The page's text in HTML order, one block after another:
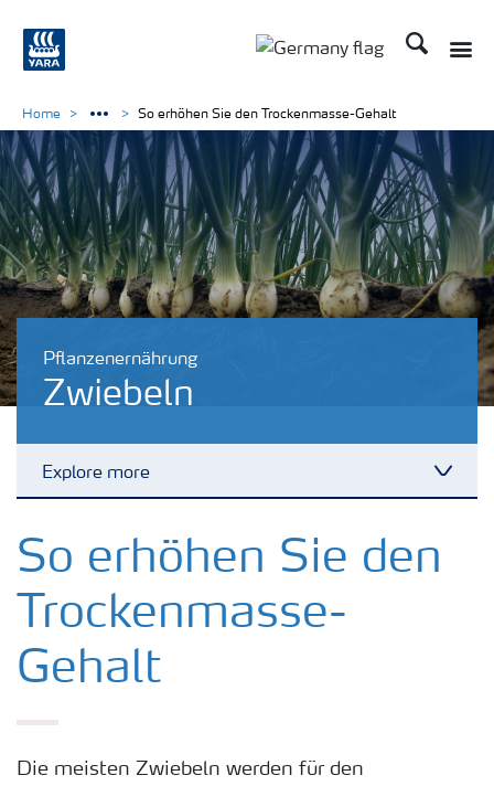
Suchen
Pflanzenernährung
Zwiebeln
Explore more
Düngemittel
Tools & Services
Home So erhöhen Sie den Trockenmasse-Gehalt
So erhöhen Sie den
Trockenmasse-
Gehalt
Die meisten Zwiebeln werden für den